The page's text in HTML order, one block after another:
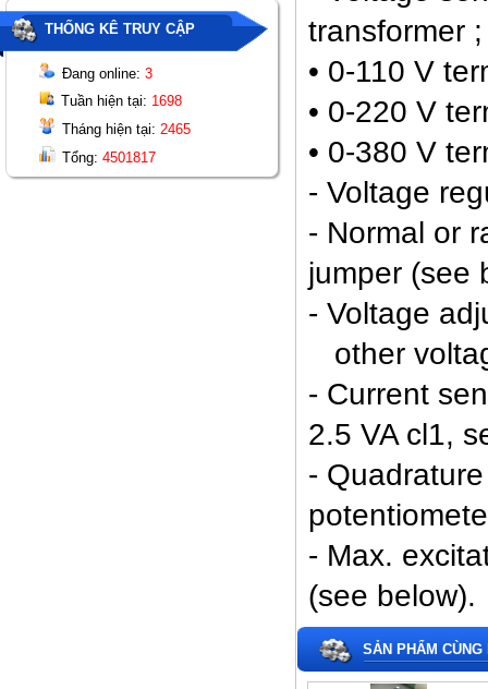
THỐNG KÊ TRUY CẬP
Đang online: 3
Tuần hiện tại: 1698
Tháng hiện tại: 2465
Tổng: 4501817
transformer ;
• 0-110 V
• 0-220 V
• 0-380 V
- Voltage
- Normal or
jumper (see
- Voltage
other
- Current
2.5 VA cl1,
-
- Max.
(see below).
SẢN PHẨM CÙNG